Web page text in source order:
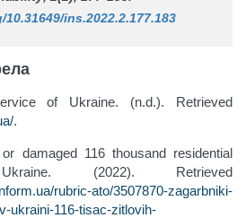
ins.2022.2.177.183
of Ukraine. (n.d.). Retrieved
.
damaged 116 thousand residential
(2022). Retrieved
rubric-ato/3507870-zagarbniki-
ukraini-116-tisac-zitlovih-